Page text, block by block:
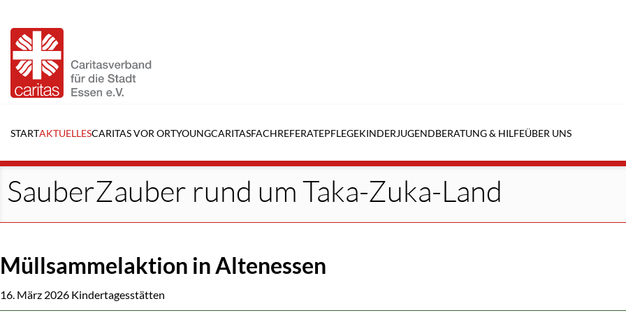
überspringen
STARTAKTUELLESCARITAS VOR ORTYOUNGCARITASFACHREFERATEPFLEGEKINDERJUGENDBERATUNG & HILFEÜBER UNS
SauberZauber rund um Taka-Zuka-Land
Müllsammelaktion in Altenessen
16. März 2026 Kindertagesstätten